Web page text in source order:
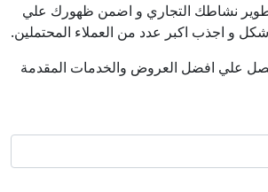
التجاري و اضمن ظهورك علي
عدد من العملاء المحتملين.
العروض والخدمات المقدمة